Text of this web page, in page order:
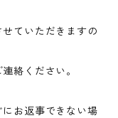
ていただきますの
絡ください。
お返事できない場